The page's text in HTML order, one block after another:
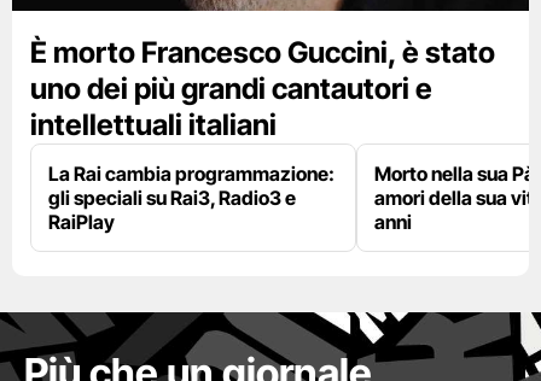
È morto Francesco Guccini, è stato
uno dei più grandi cantautori e
intellettuali italiani
La Rai cambia programmazione:
gli speciali su Rai3, Radio3 e
RaiPlay
Morto nella sua
amori della sua
anni